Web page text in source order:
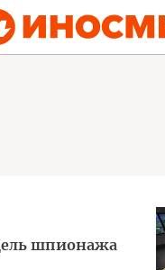
шпионажа